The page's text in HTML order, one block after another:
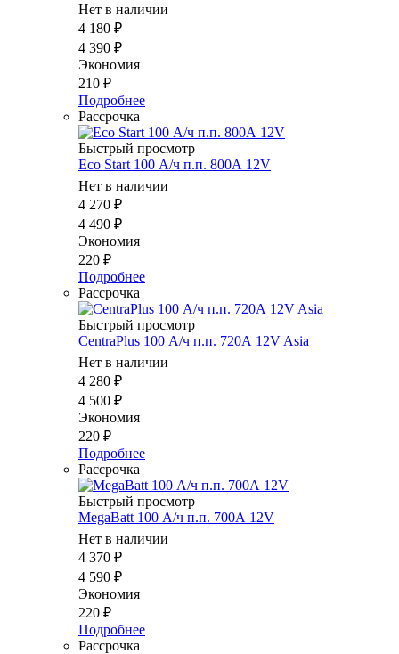
Нет в наличии
4 180 ₽
4 390 ₽
Экономия
210 ₽
Подробнее
Рассрочка
Быстрый просмотр
Eco Start 100 А/ч п.п. 800А 12V
Нет в наличии
4 270 ₽
4 490 ₽
Экономия
220 ₽
Подробнее
Рассрочка
Быстрый просмотр
CentraPlus 100 А/ч п.п. 720А 12V Asia
Нет в наличии
4 280 ₽
4 500 ₽
Экономия
220 ₽
Подробнее
Рассрочка
Быстрый просмотр
MegaBatt 100 А/ч п.п. 700А 12V
Нет в наличии
4 370 ₽
4 590 ₽
Экономия
220 ₽
Подробнее
Рассрочка